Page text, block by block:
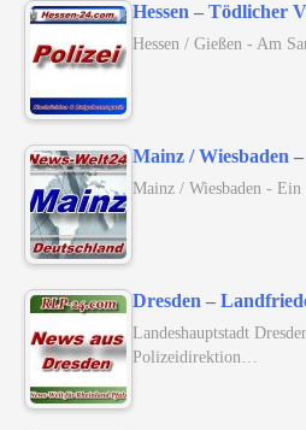
Hessen – Tödlicher
Hessen / Gießen - Am
Mainz / Wiesbaden
Mainz / Wiesbaden - Ein
Dresden –
Landeshauptstadt
Polizeidirektion…